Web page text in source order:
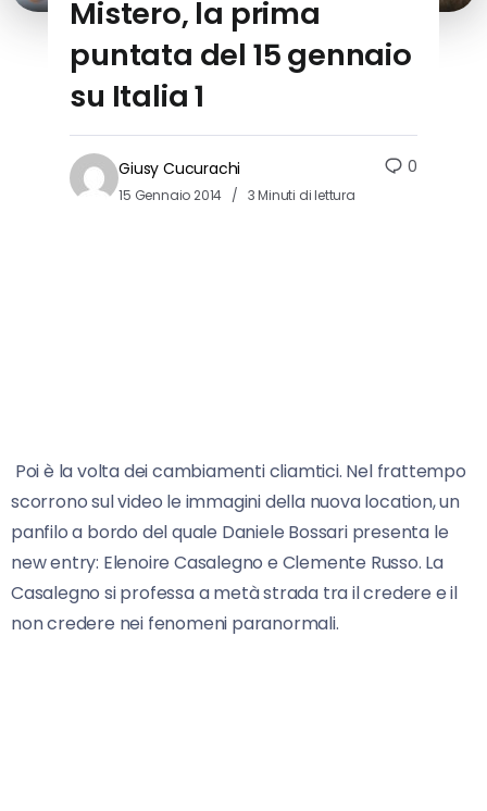
Mistero, la prima
puntata del 15 gennaio
su Italia 1
Giusy Cucurachi
15 Gennaio 2014 3 Minuti di lettura
0
Poi è la volta dei cambiamenti cliamtici. Nel frattempo
scorrono sul video le immagini della nuova location, un
panfilo a bordo del quale Daniele Bossari presenta le
new entry: Elenoire Casalegno e Clemente Russo. La
Casalegno si professa a metà strada tra il credere e il
non credere nei fenomeni paranormali.